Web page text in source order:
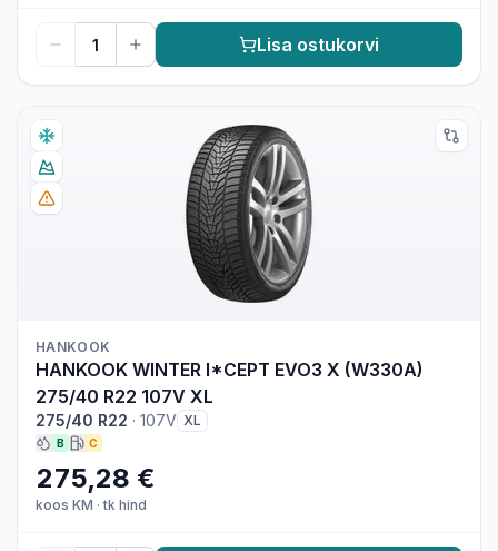
Lisa ostukorvi
HANKOOK
HANKOOK WINTER I*CEPT EVO3 X (W330A)
275/40 R22 107V XL
275/40 R22 · 107V XL
B C
275,28 €
koos KM ·tk hind